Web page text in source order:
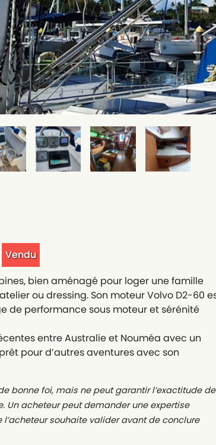
Vendu
bien aménagé pour loger une famille
ou dressing. Son moteur Volvo D2-60
de performance sous moteur et sérénité
entre Australie et Nouméa avec un
pour d’autres aventures avec son
bonne foi, mais ne peut garantir l’exactitude de
Un acheteur peut demander une expertise
souhaite valider avant de conclure